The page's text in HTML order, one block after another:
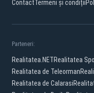
ContactTermeni și condiții
Parteneri:
Realitatea.NETRealitatea
Realitatea de Teleorman
Realitatea de Calarasi